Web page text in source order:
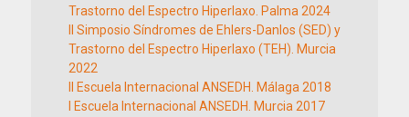
Trastorno del Espectro Hiperlaxo. Palma 2024
II Simposio Síndromes de Ehlers-Danlos (SED) y
Trastorno del Espectro Hiperlaxo (TEH). Murcia
2022
II Escuela Internacional ANSEDH. Málaga 2018
I Escuela Internacional ANSEDH. Murcia 2017